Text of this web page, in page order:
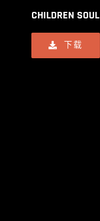
CHILDREN SOUL
下载